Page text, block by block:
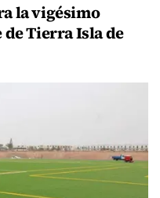
la vigésimo
Tierra Isla de